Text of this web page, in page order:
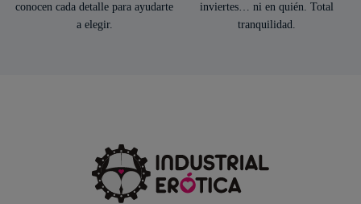
conocen cada detalle para ayudarte
a elegir.
inviertes… ni en quién. Total
tranquilidad.